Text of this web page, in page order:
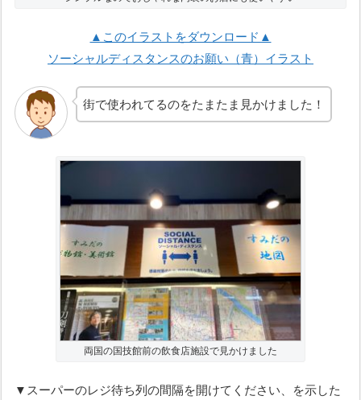
▲このイラストをダウンロード▲
ソーシャルディスタンスのお願い（青）イラスト
街で使われてるのをたまたま見かけました！
両国の国技館前の飲食店施設で見かけました
▼スーパーのレジ待ち列の間隔を開けてください、を示した